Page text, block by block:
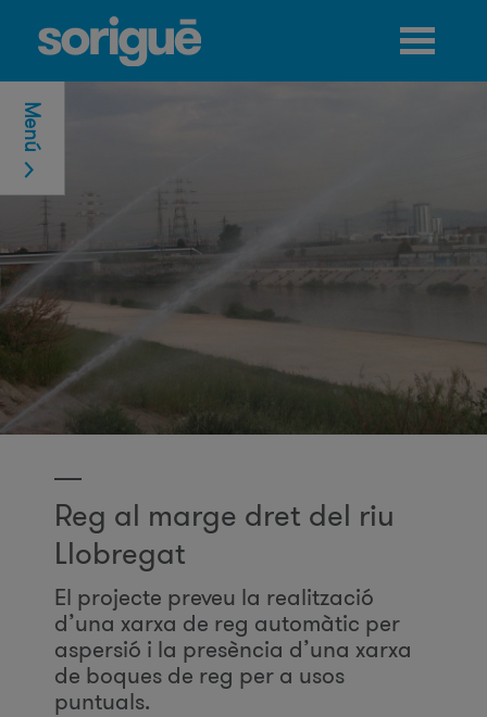
Jump to navigation
Reg al marge dret del riu
Llobregat
El projecte preveu la realització
d’una xarxa de reg automàtic per
aspersió i la presència d’una xarxa
de boques de reg per a usos
puntuals.
Menú